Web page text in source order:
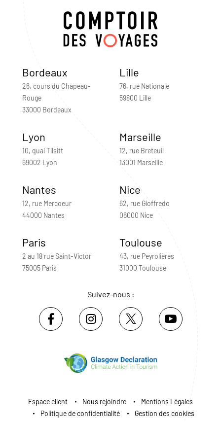
Bordeaux
26, cours du Chapeau-
Rouge
33000 Bordeaux
Lille
76, rue Nationale
59800 Lille
Lyon
10, quai Tilsitt
69002 Lyon
Marseille
12, rue Breteuil
13001 Marseille
Nantes
12, rue Mercoeur
44000 Nantes
Nice
62, rue Gioffredo
06000 Nice
Paris
2 au 18 rue Saint-Victor
75005 Paris
Toulouse
43, rue Peyrolières
31000 Toulouse
Suivez-nous :
Espace client Nous rejoindre
Mentions Légales
Politique de confidentialité
Gestion des cookies